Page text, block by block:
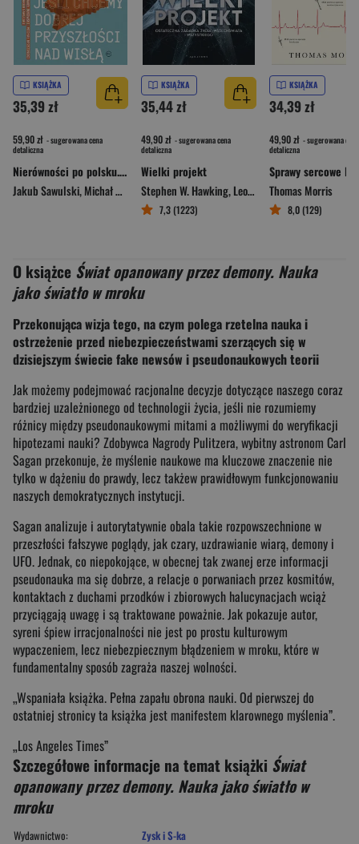
KSIĄŻKA
35,39 zł
59,90 zł - sugerowana cena
detaliczna
Nierówności po polsku. Dlaczego trzeba się nimi zająć, jeśli chcemy dobrej przyszłości na Wisłą
Jakub Sawulski,Michał Brzeziński
KSIĄŻKA
35,44 zł
49,90 zł - sugerowana cena
detaliczna
Wielki projekt
Stephen W. Hawking,Leonard Mlodinow
7,3 (1223)
KSIĄŻKA
34,39 zł
49,90 zł - sugerowana cena
detaliczna
Thomas Morris
8,0 (129)
O książce Świat opanowany przez demony. Nauka
jako światło w mroku
Przekonująca wizja tego, na czym polega rzetelna nauka i
ostrzeżenie przed niebezpieczeństwami szerzących się w
dzisiejszym świecie fake newsów i pseudonaukowych teorii
Jak możemy podejmować racjonalne decyzje dotyczące naszego coraz
bardziej uzależnionego od technologii życia, jeśli nie rozumiemy
różnicy między pseudonaukowymi mitami a możliwymi do weryfikacji
hipotezami nauki? Zdobywca Nagrody Pulitzera, wybitny astronom Carl
Sagan przekonuje, że myślenie naukowe ma kluczowe znaczenie nie
tylko w dążeniu do prawdy, lecz takżew prawidłowym funkcjonowaniu
naszych demokratycznych instytucji.
Sagan analizuje i autorytatywnie obala takie rozpowszechnione w
przeszłości fałszywe poglądy, jak czary, uzdrawianie wiarą, demony i
UFO. Jednak, co niepokojące, w obecnej tak zwanej erze informacji
pseudonauka ma się dobrze, a relacje o porwaniach przez kosmitów,
kontaktach z duchami przodków i zbiorowych halucynacjach wciąż
przyciągają uwagę i są traktowane poważnie. Jak pokazuje autor,
syreni śpiew irracjonalności nie jest po prostu kulturowym
wypaczeniem, lecz niebezpiecznym błądzeniem w mroku, które w
fundamentalny sposób zagraża naszej wolności.
„Wspaniała książka. Pełna zapału obrona nauki. Od pierwszej do
ostatniej stronicy ta książka jest manifestem klarownego myślenia”.
„Los Angeles Times”
Szczegółowe informacje na temat książki Świat
opanowany przez demony. Nauka jako światło w
mroku
Wydawnictwo:
Zysk i S-ka